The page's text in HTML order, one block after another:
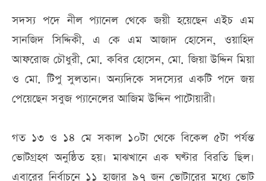
সদস্য পদে নীল প্যানেল থেকে জয়ী হয়েছেন এইচ এম
সানজিদ সিদ্দিকী, এ কে এম আজাদ হোসেন, ওয়াহিদ
আফরোজ চৌধুরী, মো. কবির হোসেন, মো. জিয়া উদ্দিন মিয়া
ও মো. টিপু সুলতান। অন্যদিকে সদস্যের একটি পদে জয়
পেয়েছেন সবুজ প্যানেলের আজিম উদ্দিন পাটোয়ারী।
গত ১৩ ও ১৪ মে সকাল ১০টা থেকে বিকেল ৫টা পর্যন্ত
ভোটগ্রহণ অনুষ্ঠিত হয়। মাঝখানে এক ঘণ্টার বিরতি ছিল।
এবারের নির্বাচনে ১১ হাজার ৯৭ জন ভোটারের মধ্যে ভোট